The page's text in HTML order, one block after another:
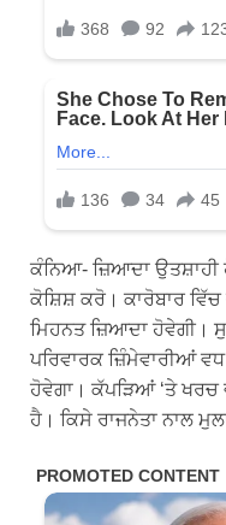
ਕੰਨਿਆ- ਜ਼ਿਆਦਾ ਉਤਸ਼ਾਹੀ
ਕੋਸ਼ਿਸ਼ ਕਰੋ। ਕਾਰੋਬਾਰ
ਮਿਹਨਤ ਜ਼ਿਆਦਾ ਹੋਵੇਗੀ।
ਪਰਿਵਾਰਕ ਜ਼ਿੰਮੇਵਾਰੀਆਂ
ਹੋਵੇਗਾ। ਕੱਪੜਿਆਂ ‘ਤੇ ਖਰਚ
ਹੈ। ਕਿਸੇ ਰਾਜਨੇਤਾ ਨਾਲ